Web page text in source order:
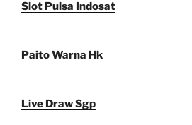
Slot Pulsa Indosat
Paito Warna Hk
Live Draw Sgp